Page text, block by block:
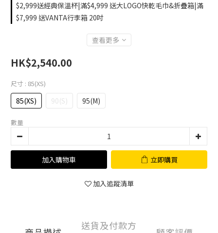
$2,999送經典保溫杯|滿$4,999 送大LOGO快乾毛巾&折疊箱|滿
$7,999 送VANTA行李箱 20吋
查看更多
HK$2,540.00
尺寸 : 85(XS)
85(XS) 90(S) 95(M)
數量
加入購物車 立即購買
加入追蹤清單
送貨及付款方